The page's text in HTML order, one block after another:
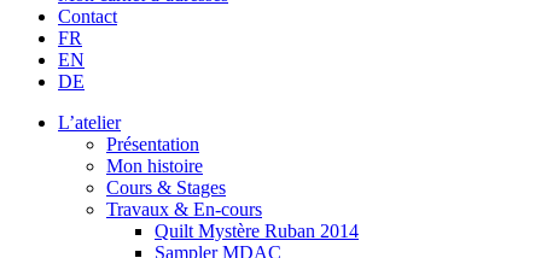
Contact
FR
EN
DE
L’atelier
Présentation
Mon histoire
Cours & Stages
Travaux & En-cours
Quilt Mystère Ruban 2014
Sampler MDAC